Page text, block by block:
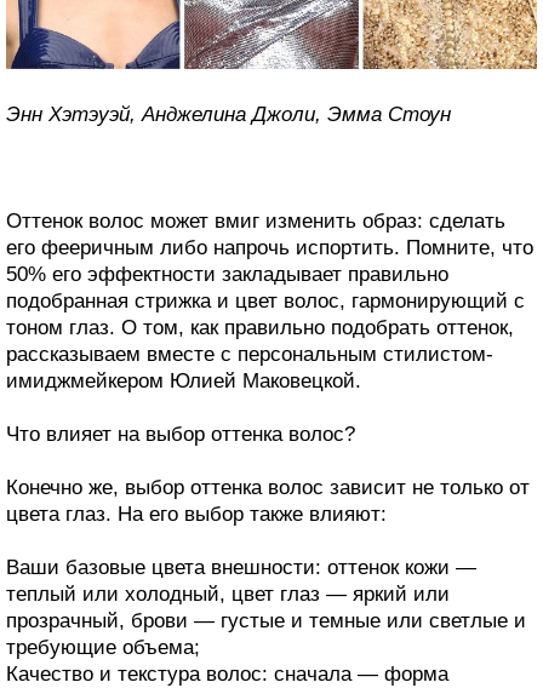
Энн Хэтэуэй, Анджелина Джоли, Эмма Стоун
Оттенок волос может вмиг изменить образ: сделать
его фееричным либо напрочь испортить. Помните, что
50% его эффектности закладывает правильно
подобранная стрижка и цвет волос, гармонирующий с
тоном глаз. О том, как правильно подобрать оттенок,
рассказываем вместе с персональным стилистом-
имиджмейкером Юлией Маковецкой.
Что влияет на выбор оттенка волос?
Конечно же, выбор оттенка волос зависит не только от
цвета глаз. На его выбор также влияют:
Ваши базовые цвета внешности: оттенок кожи —
теплый или холодный, цвет глаз — яркий или
прозрачный, брови — густые и темные или светлые и
требующие объема;
Качество и текстура волос: сначала — форма